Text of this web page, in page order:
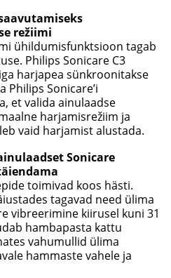
režiimi
ühildumisfunktsioon tagab
Philips Sonicare C3
harjapea sünkroonitakse
Philips Sonicare’i
et valida ainulaadse
harjamisrežiim ja
vaid harjamist alustada.
Sonicare
toimivad koos hästi.
tagavad need ülima
vibreerimine kiirusel kuni 31
hambapasta kattu
vahumullid ülima
hammaste vahele ja